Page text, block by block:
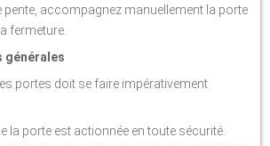
pente, accompagnez manuellement la porte
fermeture.
générales
portes doit se faire impérativement
la porte est actionnée en toute sécurité.